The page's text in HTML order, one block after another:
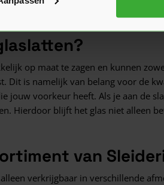
op maat te zagen en kunnen
Dit is namelijk van belang voor de
jouw voorkeur heeft. Als je aan de
Hierdoor blijft het glas niet alleen
van
verkrijgbaar in verschillende